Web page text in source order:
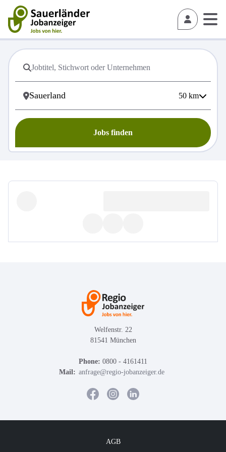
50 km
Jobs finden
Welfenstr. 22
81541 München
Phone: 0800 - 4161411
Mail: anfrage@regio-jobanzeiger.de
AGB